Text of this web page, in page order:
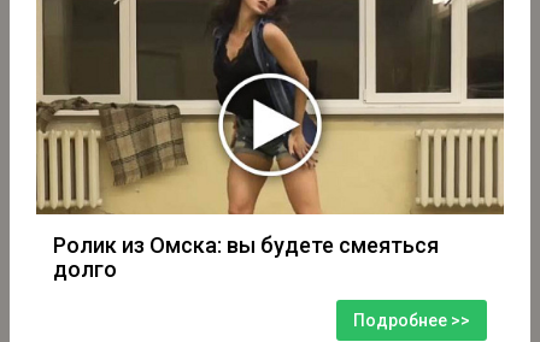
Ролик из Омска: вы будете смеяться
долго
Подробнее >>